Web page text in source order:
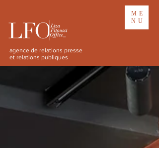
ME
NU
agence de relations presse
et relations publiques